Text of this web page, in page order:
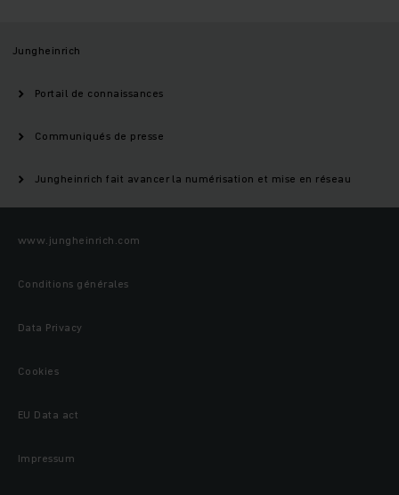
Jungheinrich
Portail de connaissances
Communiqués de presse
Jungheinrich fait avancer la numérisation et mise en réseau
www.jungheinrich.com
Conditions générales
Data Privacy
Cookies
EU Data act
Impressum